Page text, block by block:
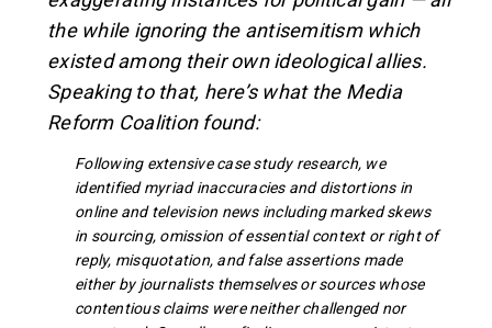
the while ignoring the antisemitism which
existed among their own ideological allies.
Speaking to that, here’s what the Media
Reform Coalition found:
Following extensive case study research, we
identified myriad inaccuracies and distortions in
online and television news including marked skews
in sourcing, omission of essential context or right of
reply, misquotation, and false assertions made
either by journalists themselves or sources whose
contentious claims were neither challenged nor